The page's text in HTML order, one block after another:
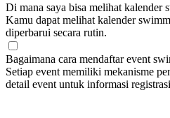
Di mana saya bisa melihat kalender
Kamu dapat melihat kalender
diperbarui secara rutin.
Bagaimana cara mendaftar event
Setiap event memiliki mekanisme
detail event untuk informasi